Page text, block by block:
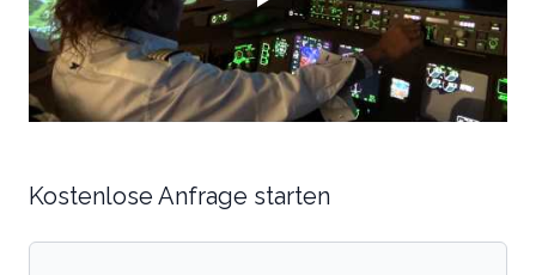
Kostenlose Anfrage starten